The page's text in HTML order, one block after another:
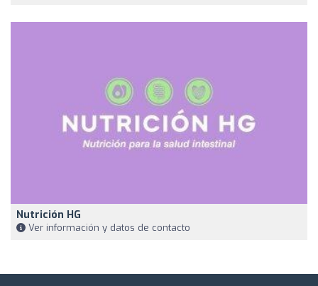
Nutrición HG
Ver información y datos de contacto